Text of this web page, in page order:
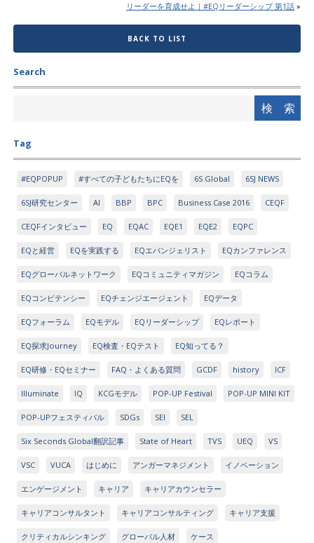
リーダーを育成せよ｜#EQリーダーシップ 第1話 »
BACK TO LIST
Search
Tag
#EQPOPUP #すべての子どもたちにEQを 6S Global 6SJ NEWS
6SJ研究センター AI BBP BPC Business Case 2016 CEQF
CEQFインタビュー EQ EQAC EQE1 EQE2 EQPC
EQと経営 EQを実践する EQエバンジェリスト EQカンファレンス
EQグローバルネットワーク EQコミュニティマガジン EQコラム
EQコンピテンシー EQチェンジエージェント EQデータ
EQフォーラム EQモデル EQリーダーシップ EQレポート
EQ探求Journey EQ検査・EQテスト EQ知ってる？
EQ研修・EQセミナー FAQ・よくある質問 GCDF history ICF
Illuminate IQ KCGモデル POP-UP Festival POP-UP MINI KIT
POP-UPフェスティバル SDGs SEI SEL
Six Seconds Global翻訳記事 State of Heart TVS UEQ VS
VSC VUCA はじめに アンガーマネジメント イノベーション
エンゲージメント キャリア キャリアカウンセラー
キャリアコンサルタント キャリアコンサルティング キャリア支援
クリティカルシンキング グローバル人材 ケース